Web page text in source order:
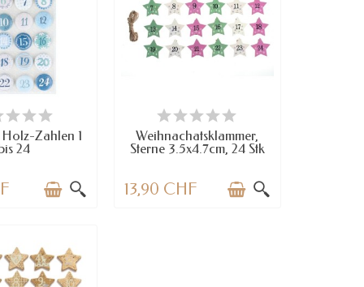
Zahlen 1
bis 24
VERFÜGBAR
Weihnachatsklammer,
Sterne 3.5x4.7cm, 24 Stk
13,90 CHF